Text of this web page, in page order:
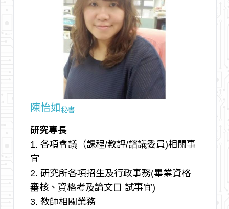
陳怡如秘書
研究專長
1. 各項會議（課程/教評/諮議委員)相關事
宜
2. 研究所各項招生及行政事務(畢業資格
審核、資格考及論文口 試事宜)
3. 教師相關業務